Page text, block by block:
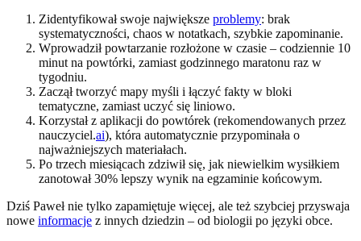
Zidentyfikował swoje największe problemy: brak
systematyczności, chaos w notatkach, szybkie zapominanie.
Wprowadził powtarzanie rozłożone w czasie – codziennie 10
minut na powtórki, zamiast godzinnego maratonu raz w
tygodniu.
Zaczął tworzyć mapy myśli i łączyć fakty w bloki
tematyczne, zamiast uczyć się liniowo.
Korzystał z aplikacji do powtórek (rekomendowanych przez
nauczyciel.ai), która automatycznie przypominała o
najważniejszych materiałach.
Po trzech miesiącach zdziwił się, jak niewielkim wysiłkiem
zanotował 30% lepszy wynik na egzaminie końcowym.
Dziś Paweł nie tylko zapamiętuje więcej, ale też szybciej przyswaja
nowe informacje z innych dziedzin – od biologii po języki obce.